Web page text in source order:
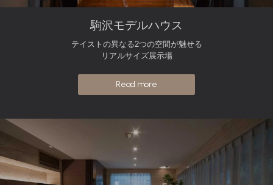
駒沢モデルハウス
テイストの異なる2つの空間が魅せる
リアルサイズ展示場
Read more